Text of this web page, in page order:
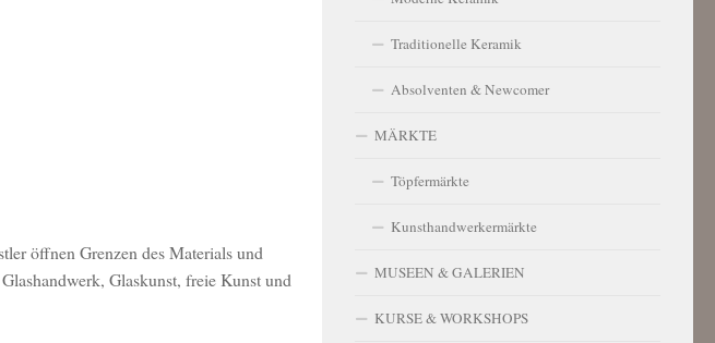
öffnen Grenzen des Materials und
Glaskunst, freie Kunst und
Traditionelle Keramik
Absolventen & Newcomer
MÄRKTE
Töpfermärkte
Kunsthandwerkermärkte
MUSEEN & GALERIEN
KURSE & WORKSHOPS